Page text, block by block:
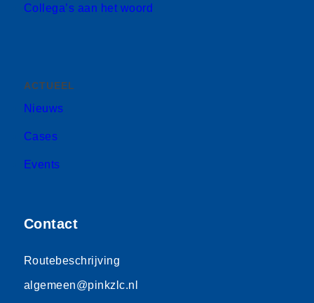
Collega’s aan het woord
ACTUEEL
Nieuws
Cases
Events
Contact
Routebeschrijving
algemeen@pinkzlc.nl